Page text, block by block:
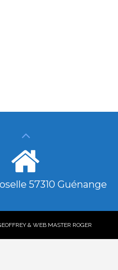
57310 Guénange
& WEB MASTER ROGER